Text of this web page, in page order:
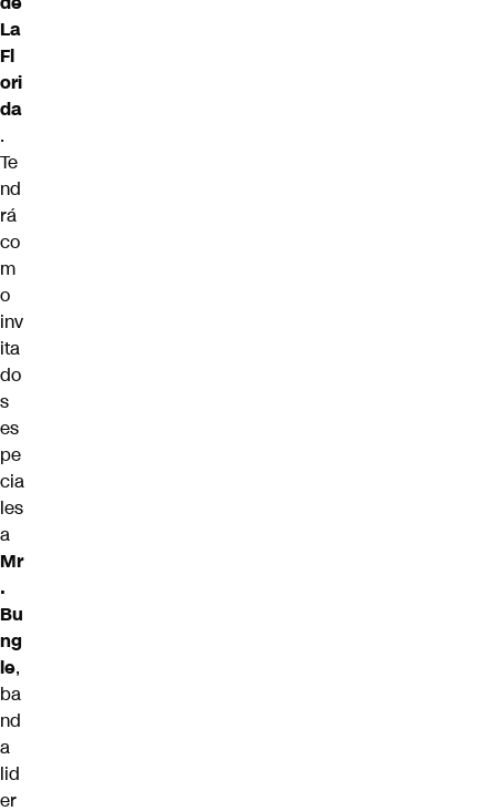
La
Fl
ori
da
.
Te
nd
rá
co
m
o
inv
ita
do
s
es
pe
cia
les
a
Mr
.
Bu
ng
le,
ba
nd
a
lid
er